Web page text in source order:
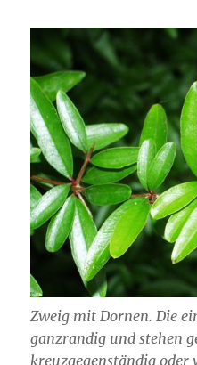
Zweig mit Dornen. Die
ganzrandig und stehen
kreuzgegenständig oder